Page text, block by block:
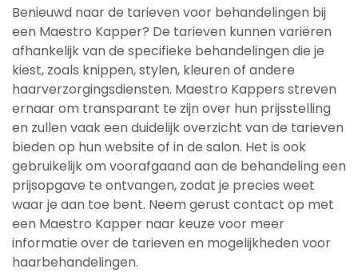
Benieuwd naar de tarieven voor behandelingen bij
een Maestro Kapper? De tarieven kunnen variëren
afhankelijk van de specifieke behandelingen die je
kiest, zoals knippen, stylen, kleuren of andere
haarverzorgingsdiensten. Maestro Kappers streven
ernaar om transparant te zijn over hun prijsstelling
en zullen vaak een duidelijk overzicht van de tarieven
bieden op hun website of in de salon. Het is ook
gebruikelijk om voorafgaand aan de behandeling een
prijsopgave te ontvangen, zodat je precies weet
waar je aan toe bent. Neem gerust contact op met
een Maestro Kapper naar keuze voor meer
informatie over de tarieven en mogelijkheden voor
haarbehandelingen.